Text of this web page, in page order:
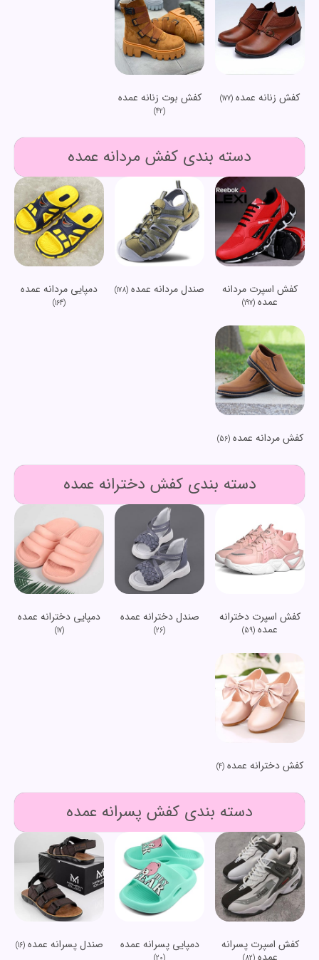
کفش زنانه عمده (177) کفش بوت زنانه عمده
(42)
دسته بندی کفش مردانه عمده
کفش اسپرت مردانه
عمده (197)
صندل مردانه عمده (178) دمپایی مردانه عمده
(164)
کفش مردانه عمده(56)
دسته بندی کفش دخترانه عمده
کفش اسپرت دخترانه
عمده (59)
صندل دخترانه عمده
(26)
دمپایی دخترانه عمده
(17)
کفش دخترانه عمده (4)
دسته بندی کفش پسرانه عمده
کفش اسپرت پسرانه
دمپایی پسرانه عمده صندل پسرانه عمده(16)